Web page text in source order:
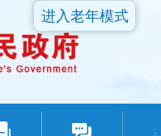
进入老年模式